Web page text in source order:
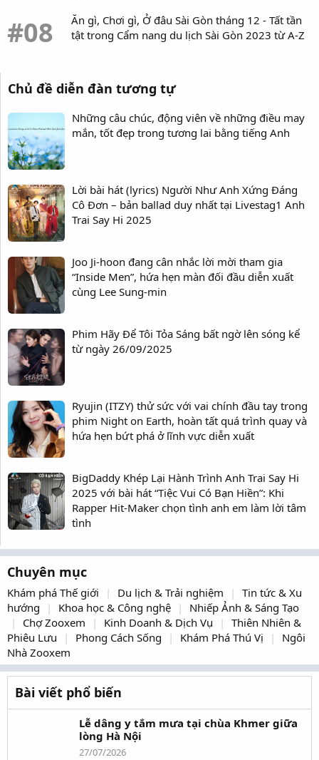
#08
Ăn gì, Chơi gì, Ở đâu Sài Gòn tháng 12 - Tất tần
tật trong Cẩm nang du lịch Sài Gòn 2023 từ A-Z
Chủ đề diễn đàn tương tự
Những câu chúc, động viên về những điều may
mắn, tốt đẹp trong tương lai bằng tiếng Anh
Lời bài hát (lyrics) Người Như Anh Xứng Đáng
Cô Đơn – bản ballad duy nhất tại Livestag1 Anh
Trai Say Hi 2025
Joo Ji-hoon đang cân nhắc lời mời tham gia
“Inside Men”, hứa hẹn màn đối đầu diễn xuất
cùng Lee Sung-min
Phim Hãy Để Tôi Tỏa Sáng bất ngờ lên sóng kể
từ ngày 26/09/2025
Ryujin (ITZY) thử sức với vai chính đầu tay trong
phim Night on Earth, hoàn tất quá trình quay và
hứa hẹn bứt phá ở lĩnh vực diễn xuất
BigDaddy Khép Lại Hành Trình Anh Trai Say Hi
2025 với bài hát “Tiệc Vui Có Bạn Hiền”: Khi
Rapper Hit-Maker chọn tình anh em làm lời tâm
tình
Chuyên mục
Khám phá Thế giới Du lịch & Trải nghiệm
Tin tức & Xu
hướng
Khoa học & Công nghệ
Nhiếp Ảnh & Sáng Tạo
Chợ Zooxem
Kinh Doanh & Dịch Vụ
Thiên Nhiên &
Phiêu Lưu
Phong Cách Sống Khám Phá Thú Vị
Ngôi
Nhà Zooxem
Bài viết phổ biến
Lễ dâng y tắm mưa tại chùa Khmer giữa
lòng Hà Nội
27/07/2026